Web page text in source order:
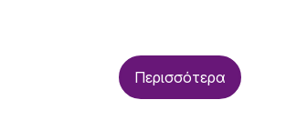
Περισσότερα